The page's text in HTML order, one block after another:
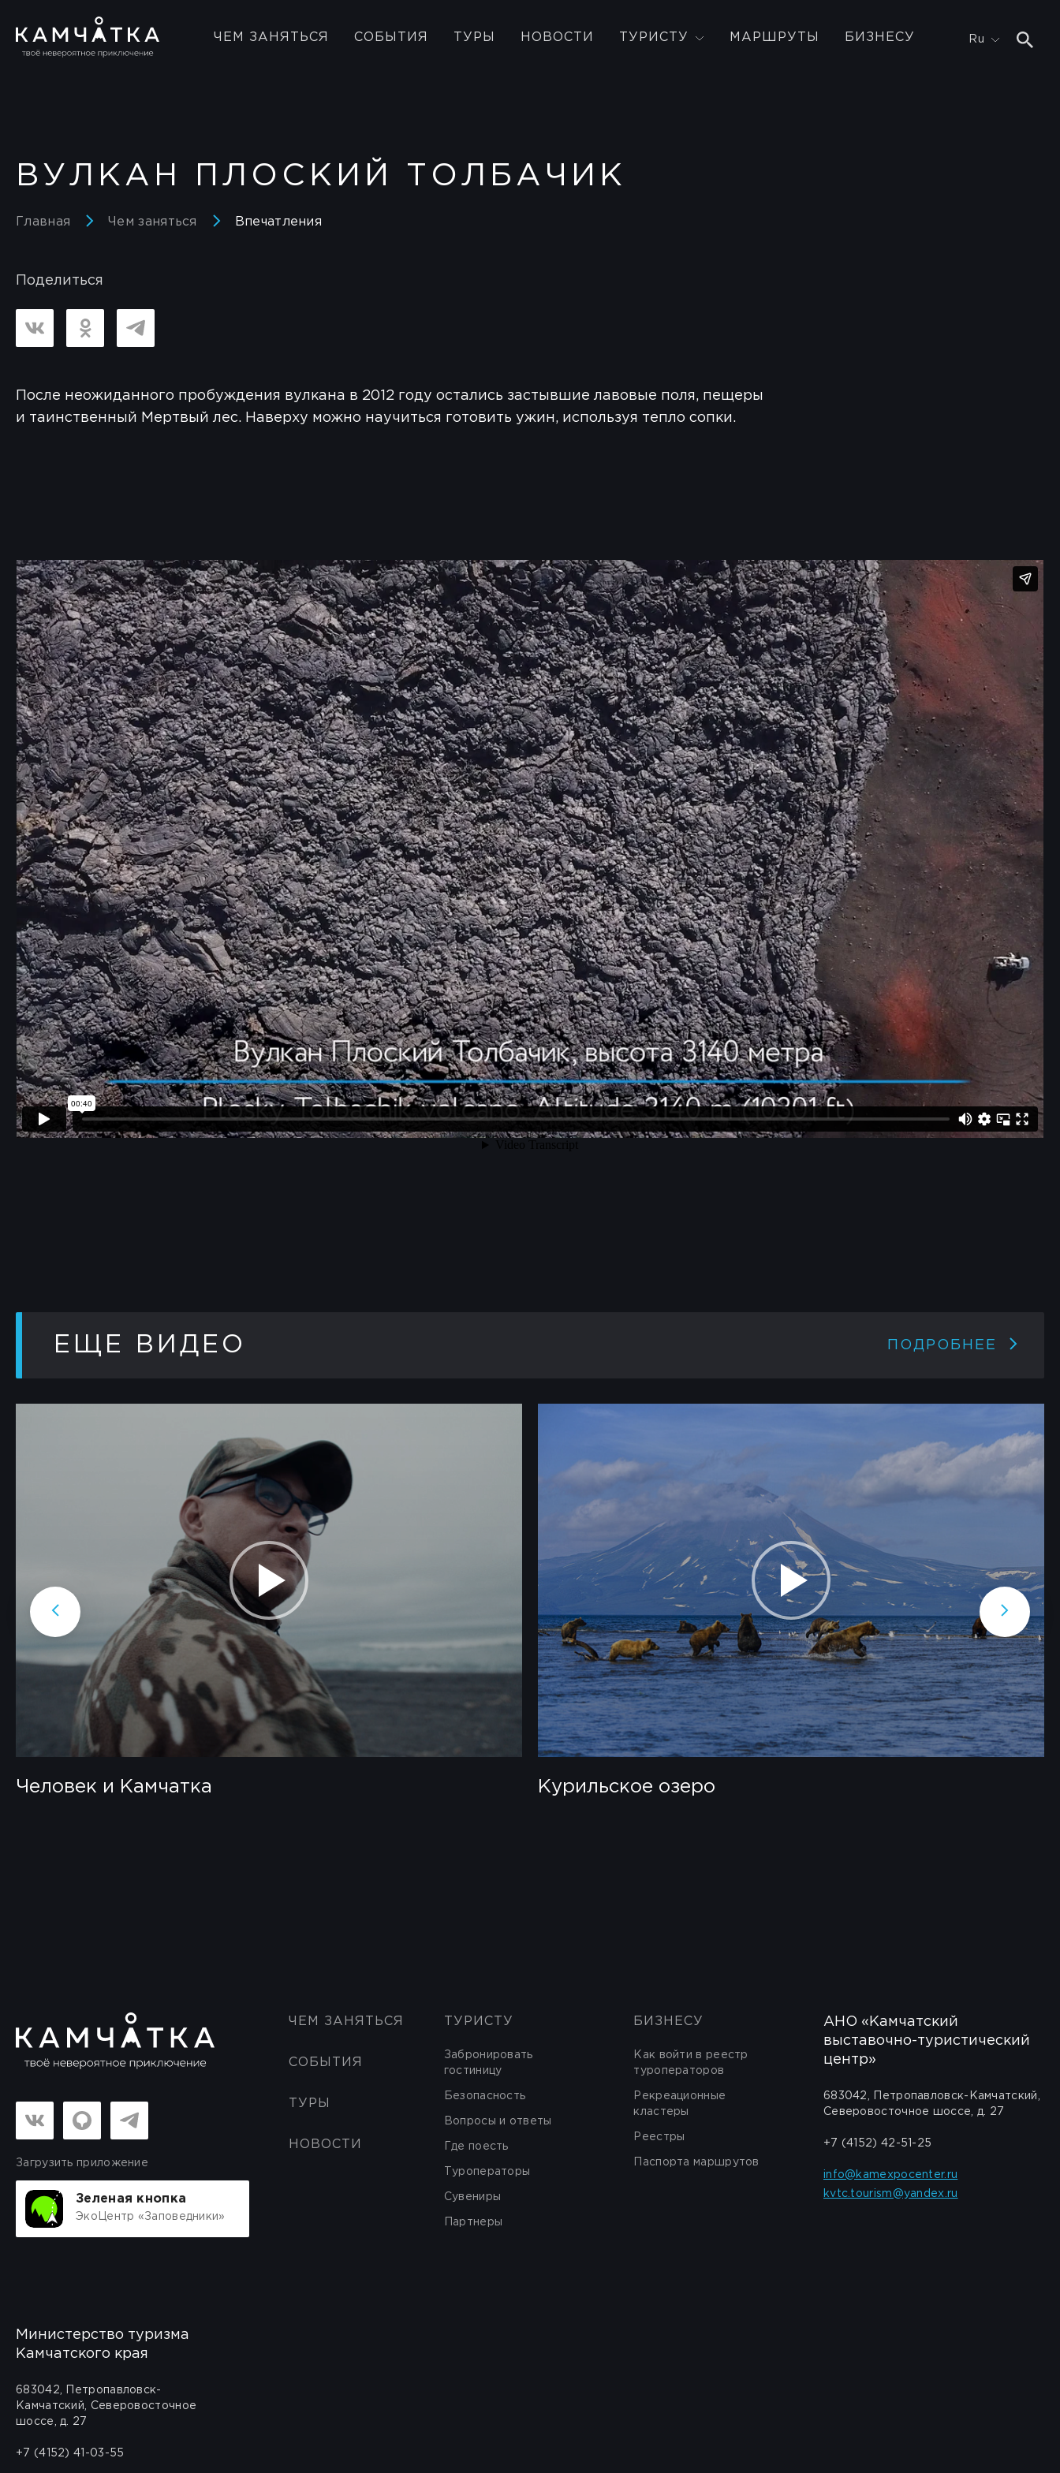
ЧЕМ ЗАНЯТЬСЯ СОБЫТИЯ ТУРЫ НОВОСТИ ТУРИСТУ МАРШРУТЫ БИЗНЕСУ Ru
ВУЛКАН ПЛОСКИЙ ТОЛБАЧИК
Главная Чем заняться Впечатления
Поделиться
После неожиданного пробуждения вулкана в 2012 году остались застывшие лавовые поля, пещеры
и таинственный Мертвый лес. Наверху можно научиться готовить ужин, используя тепло сопки.
ЕЩЕ ВИДЕО ПОДРОБНЕЕ
Человек и Камчатка Курильское озеро
Загрузить приложение
Зеленая кнопка
ЭкоЦентр «Заповедники»
ЧЕМ ЗАНЯТЬСЯ
СОБЫТИЯ
ТУРЫ
НОВОСТИ
ТУРИСТУ
Забронировать
гостиницу
Безопасность
Вопросы и ответы
Где поесть
Туроператоры
Сувениры
Партнеры
БИЗНЕСУ
Как войти в реестр
туроператоров
Рекреационные
кластеры
Реестры
Паспорта маршрутов
АНО «Камчатский
выставочно-туристический
центр»
683042, Петропавловск-Камчатский,
Северовосточное шоссе, д. 27
+7 (4152) 42-51-25
info@kamexpocenter.ru
kvtc.tourism@yandex.ru
Министерство туризма
Камчатского края
683042, Петропавловск-
Камчатский, Северовосточное
шоссе, д. 27
+7 (4152) 41-03-55